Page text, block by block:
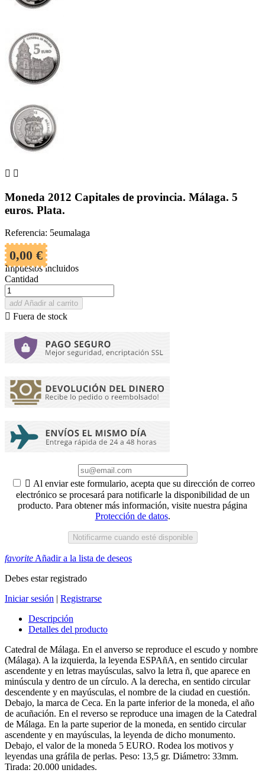
 
Moneda 2012 Capitales de provincia. Málaga. 5
euros. Plata.
Referencia: 5eumalaga
0,00 €
Impuestos incluidos
Cantidad
add Añadir al carrito
 Fuera de stock
 Al enviar este formulario, acepta que su dirección de correo
electrónico se procesará para notificarle la disponibilidad de un
producto. Para obtener más información, visite nuestra página
Protección de datos.
Notificarme cuando esté disponible
favorite Añadir a la lista de deseos
Debes estar registrado
Iniciar sesión | Registrarse
Descripción
Detalles del producto
Catedral de Málaga. En el anverso se reproduce el escudo y nombre
(Málaga). A la izquierda, la leyenda ESPAñA, en sentido circular
ascendente y en letras mayúsculas, salvo la letra ñ, que aparece en
minúscula y dentro de un círculo. A la derecha, en sentido circular
descendente y en mayúsculas, el nombre de la ciudad en cuestión.
Debajo, la marca de Ceca. En la parte inferior de la moneda, el año
de acuñación. En el reverso se reproduce una imagen de la Catedral
de Málaga. En la parte superior de la moneda, en sentido circular
ascendente y en mayúsculas, la leyenda de dicho monumento.
Debajo, el valor de la moneda 5 EURO. Rodea los motivos y
leyendas una gráfila de perlas. Peso: 13,5 gr. Diámetro: 33mm.
Tirada: 20.000 unidades.